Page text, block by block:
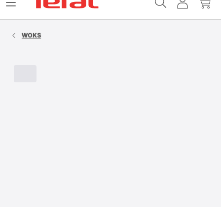
MonMon
Ouvrir
WOKS